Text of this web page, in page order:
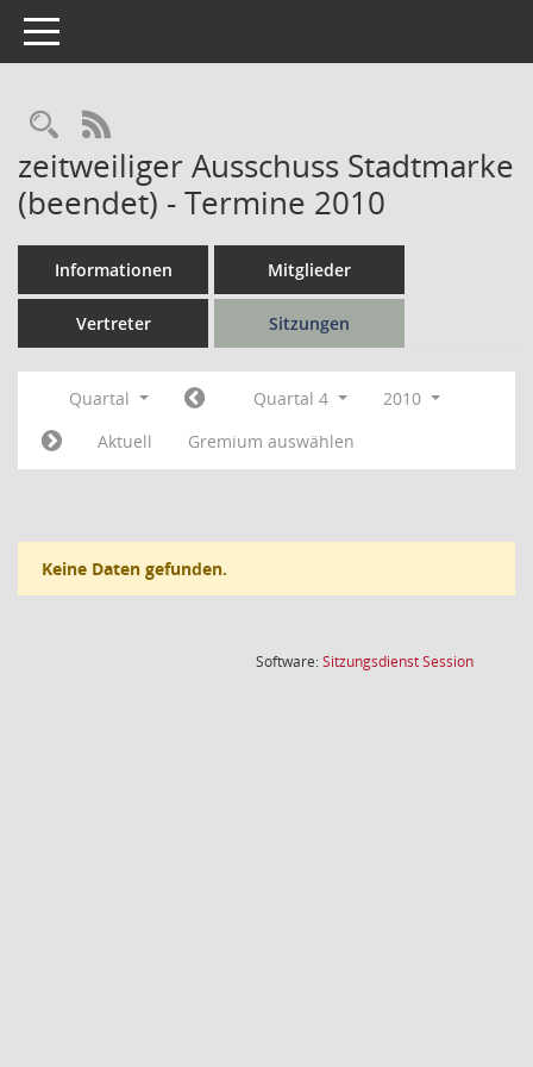
Toggle navigation
Rechercheauswahl
RSS-Feed
zeitweiliger Ausschuss Stadtmarke
(beendet) - Termine 2010
Informationen Mitglieder
Vertreter Sitzungen
Quartal Quartal 4
2010
Aktuell
Gremium auswählen
Keine Daten gefunden.
Software:SitzungsdienstSession(Wird in